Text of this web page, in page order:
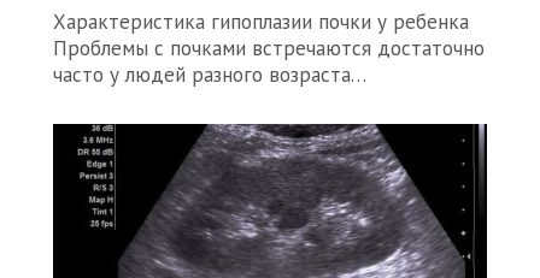
Характеристика гипоплазии почки у ребенка
Проблемы с почками встречаются достаточно
часто у людей разного возраста…